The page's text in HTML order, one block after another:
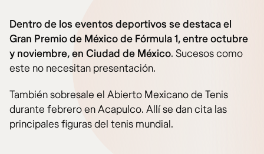
Dentro de los eventos deportivos se destaca el
Gran Premio de México de Fórmula 1, entre octubre
y noviembre, en Ciudad de México. Sucesos como
este no necesitan presentación.
También sobresale el Abierto Mexicano de Tenis
durante febrero en Acapulco. Allí se dan cita las
principales figuras del tenis mundial.